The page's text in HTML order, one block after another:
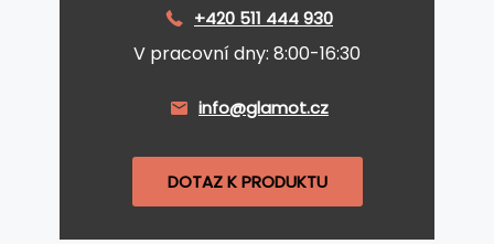
+420 511 444 930
V pracovní dny: 8:00-16:30
info@glamot.cz
DOTAZ K PRODUKTU